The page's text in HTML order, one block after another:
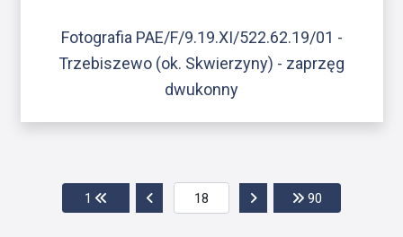
Fotografia PAE/F/9.19.XI/522.62.19/01 -
Trzebiszewo (ok. Skwierzyny) - zaprzęg
dwukonny
1 Przejdź do pierwszej strony
Przejdź do poprzedniej strony
Przejdź do następnej
90